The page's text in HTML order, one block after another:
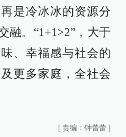
是冷冰冰的资源分
融。“1+1>2”，大于
、幸福感与社会的
更多家庭，全社会
[ 责编：钟蕾蕾 ]